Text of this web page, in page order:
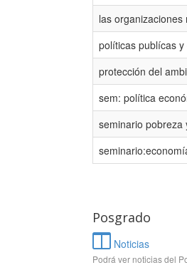
las
políticas publícas
protección del
sem: política
seminario pobreza
Posgrado
Noticias
Podrá ver noticias del